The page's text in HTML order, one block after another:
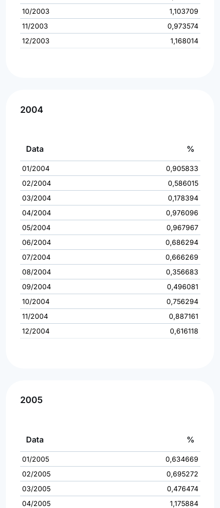
10/2003
1,103709
11/2003
0,973574
12/2003
1,168014
2004
Data %
01/2004
0,905833
02/2004
0,586015
03/2004
0,178394
04/2004
0,976096
05/2004
0,967967
06/2004
0,686294
07/2004
0,666269
08/2004
0,356683
09/2004
0,496081
10/2004
0,756294
11/2004
0,887161
12/2004
0,616118
2005
Data %
01/2005
0,634669
02/2005
0,695272
03/2005
0,476474
04/2005
1,175884